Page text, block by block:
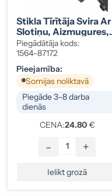
Stikla Tīrītāja Svira Ar
Slotiņu, Aizmugures,
Citroen, Peugeot,
1610720480
Piegādātāja kods:
1564-87172
Pieejamība:
Somijas noliktavā
Piegāde 3-8 darba
dienās
CENA:24.80 €
- +
Ielikt grozā